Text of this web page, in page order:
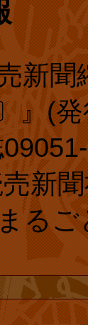
後
ます
の投
生の
供た
(外
た
し
続
新聞
』(
新
るご